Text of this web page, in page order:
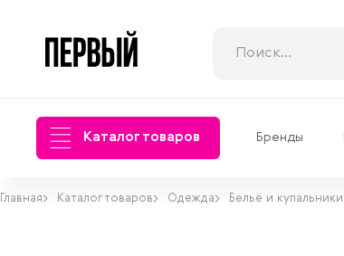
Каталог товаров Бренды
Главная Каталог товаров Одежда Бельё и купальники